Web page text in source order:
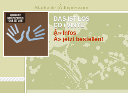
Startseite |Â Impressum
DAS IST LOS
CD / VINYL
Â» Infos
Â» jetzt bestellen!